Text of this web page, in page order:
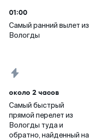
01:00
Самый ранний вылет из
Вологды
около 2 часов
Самый быстрый
прямой перелет из
Вологды туда и
обратно, найденный на